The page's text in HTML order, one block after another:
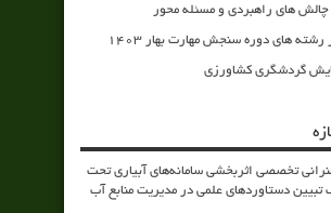
چالش های راهبردی و مسئله محور
رشته های دوره سنجش مهارت بهار 1403
گردشگری کشاورزی
تخصصی اثربخشی سامانه‌های آبیاری تحت
تبیین دستاوردهای علمی در مدیریت منابع آب